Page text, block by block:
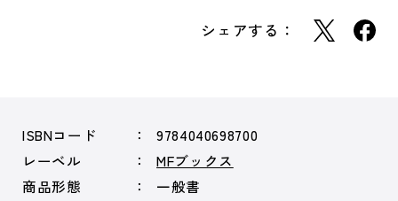
シェアする：
ISBNコード
9784040698700
レーベル
MFブックス
商品形態
一般書